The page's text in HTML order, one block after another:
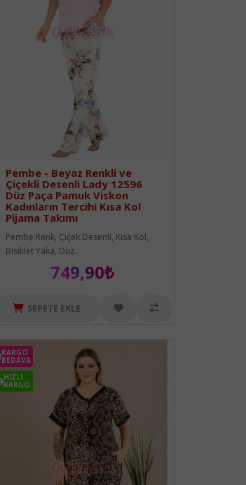
Pembe - Beyaz Renkli ve
Çiçekli Desenli Lady 12596
Düz Paça Pamuk Viskon
Kadınların Tercihi Kısa Kol
Pijama Takımı
Pembe Renk, Çiçek Desenli, Kısa Kol,
Bisiklet Yaka, Düz..
749,90₺
SEPETE EKLE
KARGO
BEDAVA
HIZLI
KARGO